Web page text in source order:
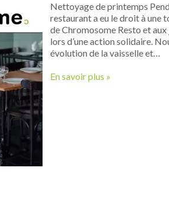
Nettoyage de printemps
restaurant a eu le droit à une
de Chromosome Resto et
lors d’une action solidaire.
évolution de la vaisselle et…
En savoir plus »